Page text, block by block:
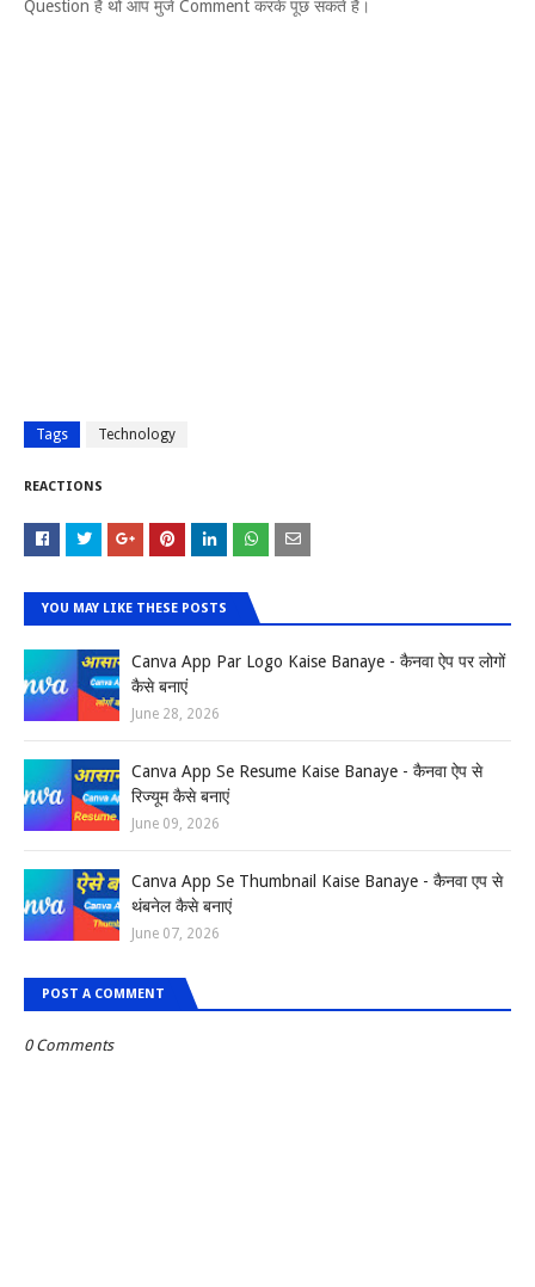
Question है थो आप मुजे Comment करके पूछ सकते है।
Tags Technology
REACTIONS
YOU MAY LIKE THESE POSTS
Canva App Par Logo Kaise Banaye - कैनवा ऐप पर लोगों
कैसे बनाएं
June 28, 2026
Canva App Se Resume Kaise Banaye - कैनवा ऐप से
रिज्यूम कैसे बनाएं
June 09, 2026
Canva App Se Thumbnail Kaise Banaye - कैनवा एप से
थंबनेल कैसे बनाएं
June 07, 2026
POST A COMMENT
0 Comments